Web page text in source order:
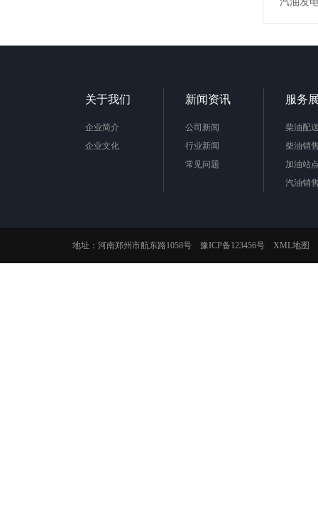
关于我们
企业简介
企业文化
新闻资讯
公司新闻
行业新闻
常见问题
服务
柴油配
柴油销
加油站
汽油销
地址：河南郑州市航东路1058号 豫ICP备123456号 XML地图